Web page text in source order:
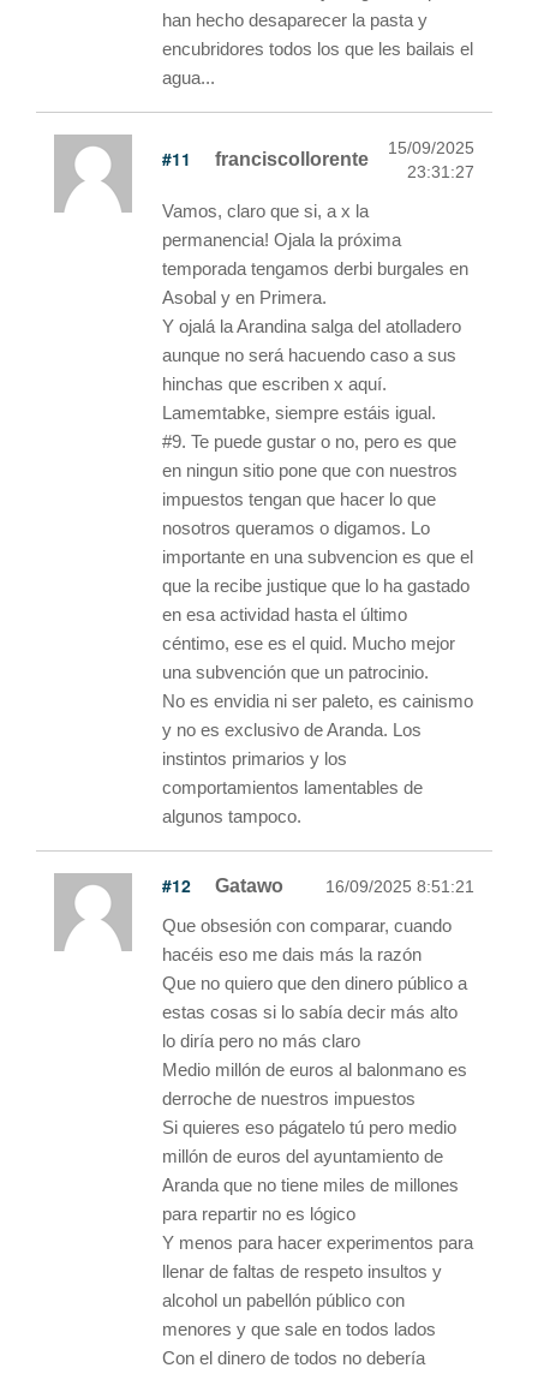
han hecho desaparecer la pasta y
encubridores todos los que les bailais el
agua...
#11 franciscollorente
15/09/2025
23:31:27
Vamos, claro que si, a x la
permanencia! Ojala la próxima
temporada tengamos derbi burgales en
Asobal y en Primera.
Y ojalá la Arandina salga del atolladero
aunque no será hacuendo caso a sus
hinchas que escriben x aquí.
Lamemtabke, siempre estáis igual.
#9. Te puede gustar o no, pero es que
en ningun sitio pone que con nuestros
impuestos tengan que hacer lo que
nosotros queramos o digamos. Lo
importante en una subvencion es que el
que la recibe justique que lo ha gastado
en esa actividad hasta el último
céntimo, ese es el quid. Mucho mejor
una subvención que un patrocinio.
No es envidia ni ser paleto, es cainismo
y no es exclusivo de Aranda. Los
instintos primarios y los
comportamientos lamentables de
algunos tampoco.
#12 Gatawo 16/09/2025 8:51:21
Que obsesión con comparar, cuando
hacéis eso me dais más la razón
Que no quiero que den dinero público a
estas cosas si lo sabía decir más alto
lo diría pero no más claro
Medio millón de euros al balonmano es
derroche de nuestros impuestos
Si quieres eso págatelo tú pero medio
millón de euros del ayuntamiento de
Aranda que no tiene miles de millones
para repartir no es lógico
Y menos para hacer experimentos para
llenar de faltas de respeto insultos y
alcohol un pabellón público con
menores y que sale en todos lados
Con el dinero de todos no debería